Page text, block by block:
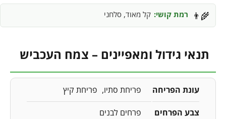
👨‍🌾 רמת קושי: קל מאוד, סלחני
תנאי גידול ומאפיינים – צמח העכביש
עונת הפריחה פריחת סתיו פריחת קיץ
צבע הפרחים פרחים לבנים